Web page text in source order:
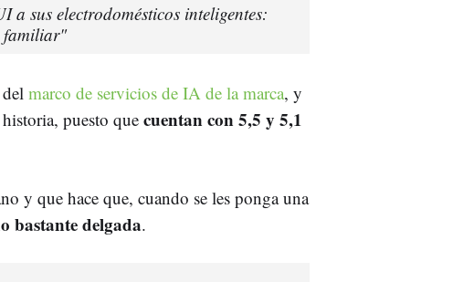
a sus electrodomésticos inteligentes:
familiar"
marco de servicios de IA de la marca, y
puesto que cuentan con 5,5 y 5,1
y que hace que, cuando se les ponga una
bastante delgada.